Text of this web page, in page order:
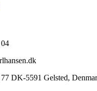
DK-5591 Gelsted,